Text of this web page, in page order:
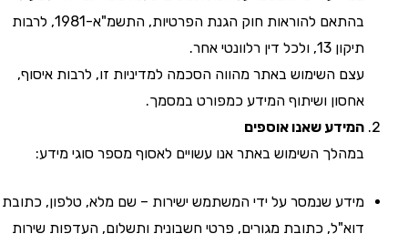
בהתאם להוראות חוק הגנת הפרטיות, התשמ"א-1981, לרבות
תיקון 13, ולכל דין רלוונטי אחר.
עצם השימוש באתר מהווה הסכמה למדיניות זו, לרבות איסוף,
אחסון ושיתוף המידע כמפורט במסמך.
המידע שאנו אוספים
במהלך השימוש באתר אנו עשויים לאסוף מספר סוגי מידע:
מידע שנמסר על ידי המשתמש ישירות – שם מלא, טלפון, כתובת
דוא"ל, כתובת מגורים, פרטי חשבונית ותשלום, העדפות שירות